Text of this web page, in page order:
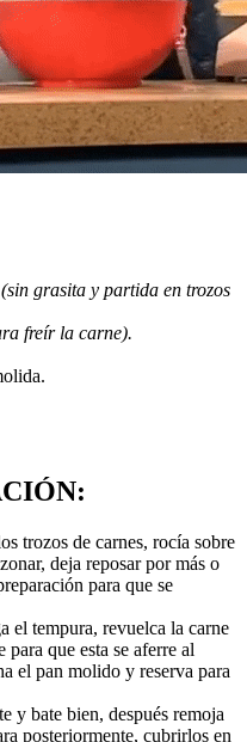
(sin grasita y partida en trozos
freír la carne).
trozos de carnes, rocía sobre
deja reposar por más o
para que se
el tempura, revuelca la carne
que esta se aferre al
el pan molido y reserva para
y bate bien, después remoja
posteriormente, cubrirlos en